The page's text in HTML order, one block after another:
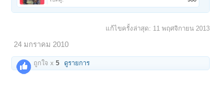
แก้ไขครั้งล่าสุด: 11 พฤศจิกายน 2013
24 มกราคม 2010
ถูกใจ x5 ดูรายการ